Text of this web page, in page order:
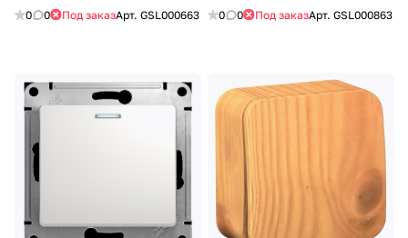
SE
0 0 Под заказАрт. GSL000663 SE
0 0 Под заказАрт. GSL000863